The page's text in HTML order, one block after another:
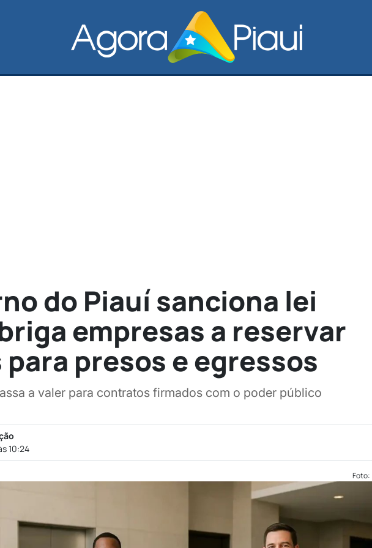
do Piauí sanciona lei
empresas a reservar
para presos e egressos
a valer para contratos firmados com o poder público
10:24
Foto: